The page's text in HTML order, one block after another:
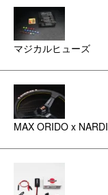
マジカルヒューズ
MAX ORIDO x NARDI